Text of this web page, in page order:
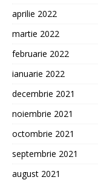
aprilie 2022
martie 2022
februarie 2022
ianuarie 2022
decembrie 2021
noiembrie 2021
octombrie 2021
septembrie 2021
august 2021